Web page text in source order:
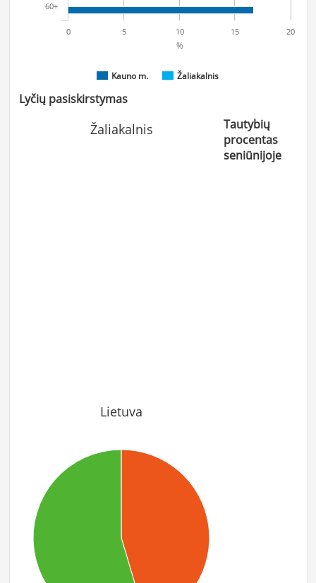
%
Kauno m. Žaliakalnis
60+
0 5 10 15 20
Lyčių pasiskirstymas
Žaliakalnis
Lietuva
Tautybių
procentas
seniūnijoje